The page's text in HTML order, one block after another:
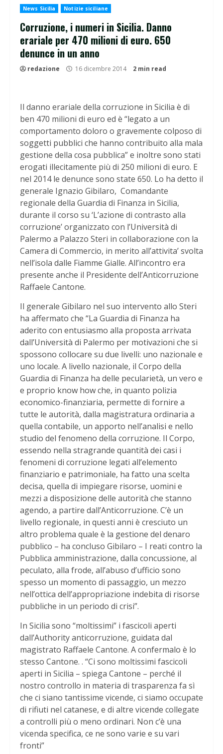
News Sicilia Notizie siciliane
Corruzione, i numeri in Sicilia. Danno
erariale per 470 milioni di euro. 650
denunce in un anno
redazione 16 dicembre 2014 2 min read
Il danno erariale della corruzione in Sicilia è di
ben 470 milioni di euro ed è “legato a un
comportamento doloro o gravemente colposo di
soggetti pubblici che hanno contribuito alla mala
gestione della cosa pubblica” e inoltre sono stati
erogati illecitamente più di 250 milioni di euro. E
nel 2014 le denunce sono state 650. Lo ha detto il
generale Ignazio Gibilaro, Comandante
regionale della Guardia di Finanza in Sicilia,
durante il corso su ‘L’azione di contrasto alla
corruzione’ organizzato con l’Università di
Palermo a Palazzo Steri in collaborazione con la
Camera di Commercio, in merito all’attivita’ svolta
nell’isola dalle Fiamme Gialle. All’incontro era
presente anche il Presidente dell’Anticorruzione
Raffaele Cantone.
Il generale Gibilaro nel suo intervento allo Steri
ha affermato che “La Guardia di Finanza ha
aderito con entusiasmo alla proposta arrivata
dall’Università di Palermo per motivazioni che si
spossono collocare su due livelli: uno nazionale e
uno locale. A livello nazionale, il Corpo della
Guardia di Finanza ha delle pecularietà, un vero e
e proprio know how che, in quanto polizia
economico-finanziaria, permette di fornire a
tutte le autorità, dalla magistratura ordinaria a
quella contabile, un apporto nell’analisi e nello
studio del fenomeno della corruzione. Il Corpo,
essendo nella stragrande quantità dei casi i
fenomeni di corruzione legati all’elemento
finanziario e patrimoniale, ha fatto una scelta
decisa, quella di impiegare risorse, uomini e
mezzi a disposizione delle autorità che stanno
agendo, a partire dall’Anticorruzione. C’è un
livello regionale, in questi anni è cresciuto un
altro problema quale è la gestione del denaro
pubblico – ha concluso Gibilaro – I reati contro la
Pubblica amministrazione, dalla concussione, al
peculato, alla frode, all’abuso d’ufficio sono
spesso un momento di passaggio, un mezzo
nell’ottica dell’appropriazione indebita di risorse
pubbliche in un periodo di crisi”.
In Sicilia sono “moltissimi” i fascicoli aperti
dall’Authority anticorruzione, guidata dal
magistrato Raffaele Cantone. A confermalo è lo
stesso Cantone. . “Ci sono moltissimi fascicoli
aperti in Sicilia – spiega Cantone – perché il
nostro controllo in materia di trasparenza fa sì
che ci siano tantissime vicende, ci siamo occupate
di rifiuti nel catanese, e di altre vicende collegate
a controlli più o meno ordinari. Non c’è una
vicenda specifica, ce ne sono varie e su vari
fronti”